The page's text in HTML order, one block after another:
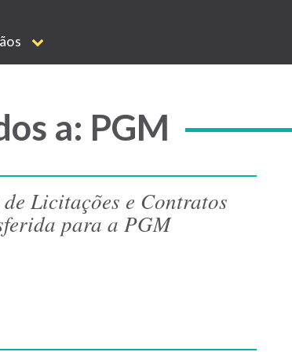
a: PGM
Licitações e Contratos
para a PGM